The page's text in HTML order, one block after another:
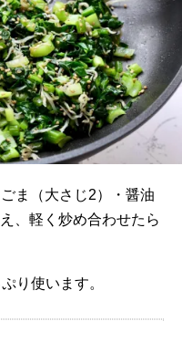
、軽く炒め合わせたら
り使います。